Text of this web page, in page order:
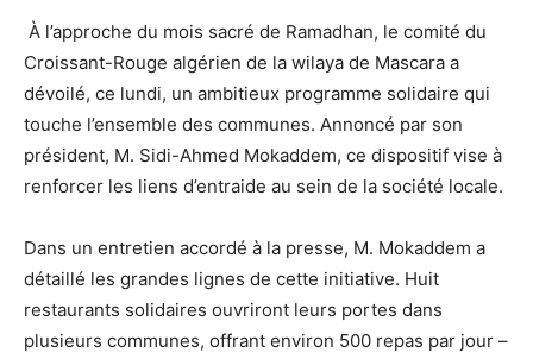
À l’approche du mois sacré de Ramadhan, le comité du
Croissant-Rouge algérien de la wilaya de Mascara a
dévoilé, ce lundi, un ambitieux programme solidaire qui
touche l’ensemble des communes. Annoncé par son
président, M. Sidi-Ahmed Mokaddem, ce dispositif vise à
renforcer les liens d’entraide au sein de la société locale.
Dans un entretien accordé à la presse, M. Mokaddem a
détaillé les grandes lignes de cette initiative. Huit
restaurants solidaires ouvriront leurs portes dans
plusieurs communes, offrant environ 500 repas par jour –